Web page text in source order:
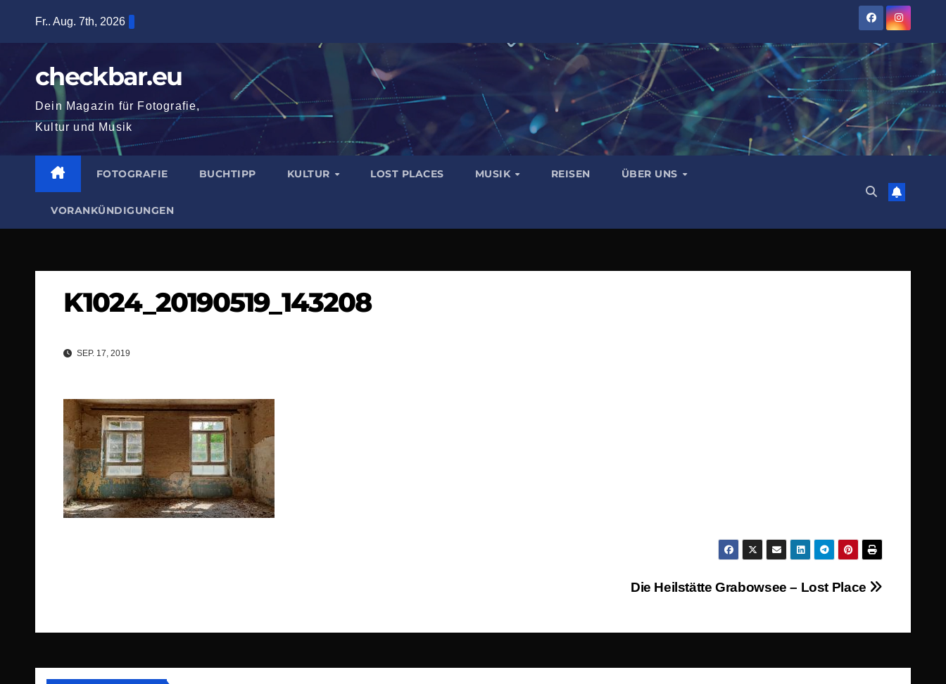
springen
Fr.. Aug. 7th, 2026
checkbar.eu
Dein Magazin für Fotografie,
Kultur und Musik
FOTOGRAFIE BUCHTIPP KULTUR LOST PLACES MUSIK REISEN ÜBER UNS
VORANKÜNDIGUNGEN
K1024_20190519_143208
SEP. 17, 2019
Die Heilstätte Grabowsee – Lost Place